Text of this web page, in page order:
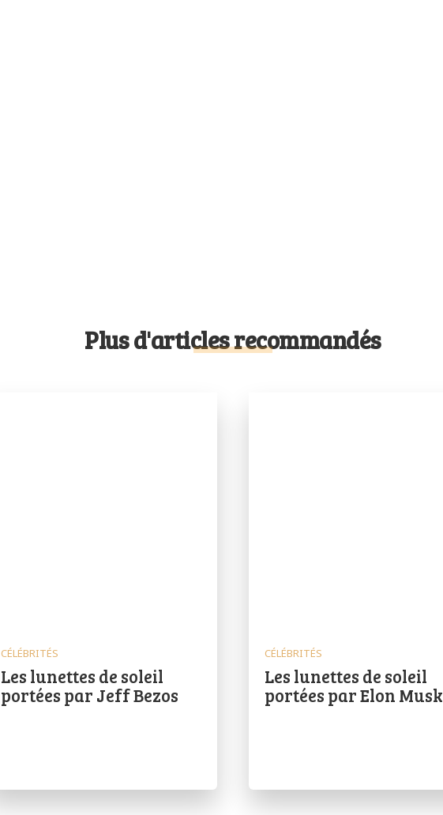
Plus d'articles recommandés
CÉLÉBRITÉS
Les lunettes de soleil
portées par Jeff Bezos
CÉLÉBRITÉS
Les lunettes de soleil
portées par Elon Musk